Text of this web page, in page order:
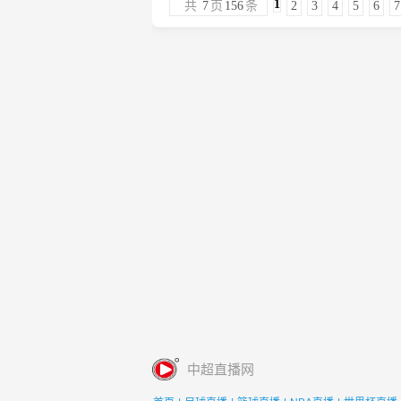
共 7 页 156条 1 2 3 4 5 6 7
中超直播网